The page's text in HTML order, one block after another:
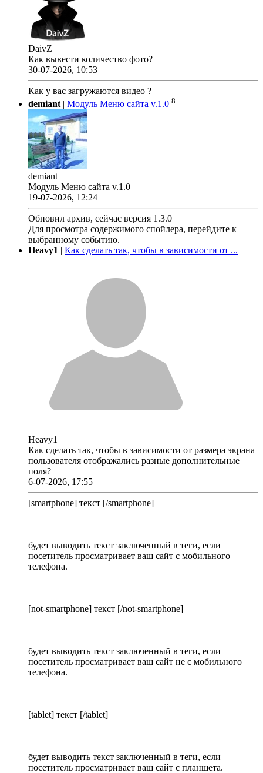
DaivZ
Как вывести количество фото?
30-07-2026, 10:53
Как у вас загружаются видео ?
demiant | Модуль Меню сайта v.1.0 8
demiant
Модуль Меню сайта v.1.0
19-07-2026, 12:24
Обновил архив, сейчас версия 1.3.0
Для просмотра содержимого спойлера, перейдите к
выбранному событию.
Heavy1 | Как сделать так, чтобы в зависимости от ...
Heavy1
Как сделать так, чтобы в зависимости от размера экрана
пользователя отображались разные дополнительные
поля?
6-07-2026, 17:55
[smartphone] текст [/smartphone]
будет выводить текст заключенный в теги, если
посетитель просматривает ваш сайт с мобильного
телефона.
[not-smartphone] текст [/not-smartphone]
будет выводить текст заключенный в теги, если
посетитель просматривает ваш сайт не с мобильного
телефона.
[tablet] текст [/tablet]
будет выводить текст заключенный в теги, если
посетитель просматривает ваш сайт с планшета.